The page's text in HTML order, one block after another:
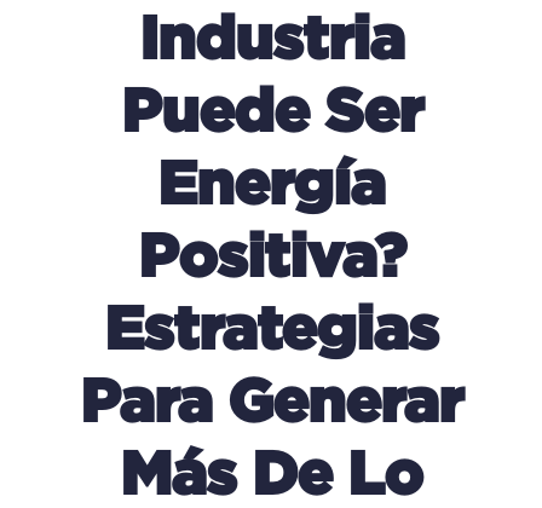
Industria
Puede Ser
Energía
Positiva?
Estrategias
Para Generar
Más De Lo